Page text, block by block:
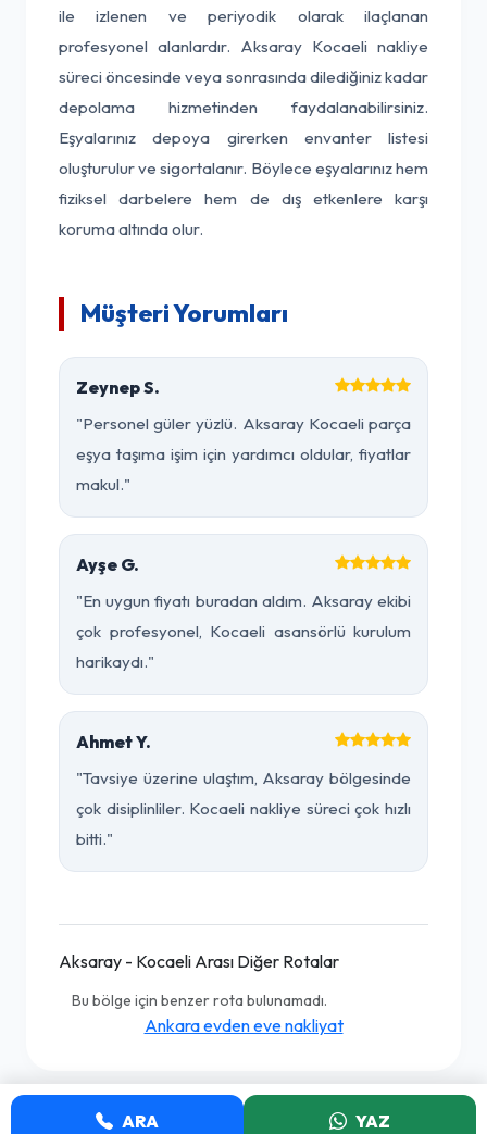
ile izlenen ve periyodik olarak ilaçlanan
profesyonel alanlardır. Aksaray Kocaeli nakliye
süreci öncesinde veya sonrasında dilediğiniz kadar
depolama hizmetinden faydalanabilirsiniz.
Eşyalarınız depoya girerken envanter listesi
oluşturulur ve sigortalanır. Böylece eşyalarınız hem
fiziksel darbelere hem de dış etkenlere karşı
koruma altında olur.
Müşteri Yorumları
Zeynep S.
"Personel güler yüzlü. Aksaray Kocaeli parça
eşya taşıma işim için yardımcı oldular, fiyatlar
makul."
Ayşe G.
"En uygun fiyatı buradan aldım. Aksaray ekibi
çok profesyonel, Kocaeli asansörlü kurulum
harikaydı."
Ahmet Y.
"Tavsiye üzerine ulaştım, Aksaray bölgesinde
çok disiplinliler. Kocaeli nakliye süreci çok hızlı
bitti."
Aksaray - Kocaeli Arası Diğer Rotalar
Bu bölge için benzer rota bulunamadı.
Ankara evden eve nakliyat
ARA YAZ